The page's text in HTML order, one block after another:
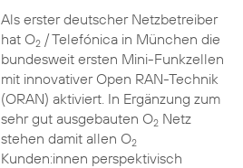
Als erster deutscher Netzbetreiber
hat O2/ Telefónica in München die
bundesweit ersten Mini-Funkzellen
mit innovativer Open RAN-Technik
(ORAN) aktiviert. In Ergänzung zum
sehr gut ausgebauten O2Netz
stehen damit allen O2
Kunden:innen perspektivisch